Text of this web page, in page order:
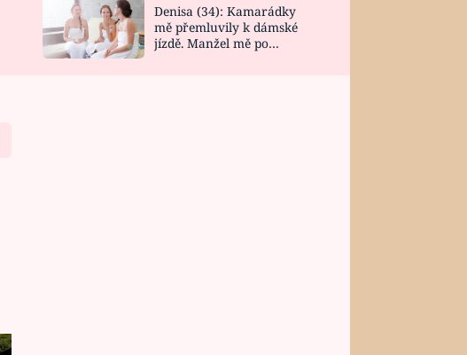
DESIGN
Denisa (34): Kamarádky
mě přemluvily k dámské
jízdě. Manžel mě po